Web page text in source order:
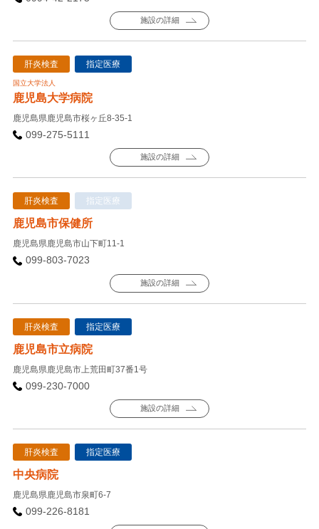
施設の詳細
肝炎検査 指定医療
国立大学法人
鹿児島大学病院
鹿児島県鹿児島市桜ヶ丘8-35-1
099-275-5111
施設の詳細
肝炎検査 指定医療
鹿児島市保健所
鹿児島県鹿児島市山下町11-1
099-803-7023
施設の詳細
肝炎検査 指定医療
鹿児島市立病院
鹿児島県鹿児島市上荒田町37番1号
099-230-7000
施設の詳細
肝炎検査 指定医療
中央病院
鹿児島県鹿児島市泉町6-7
099-226-8181